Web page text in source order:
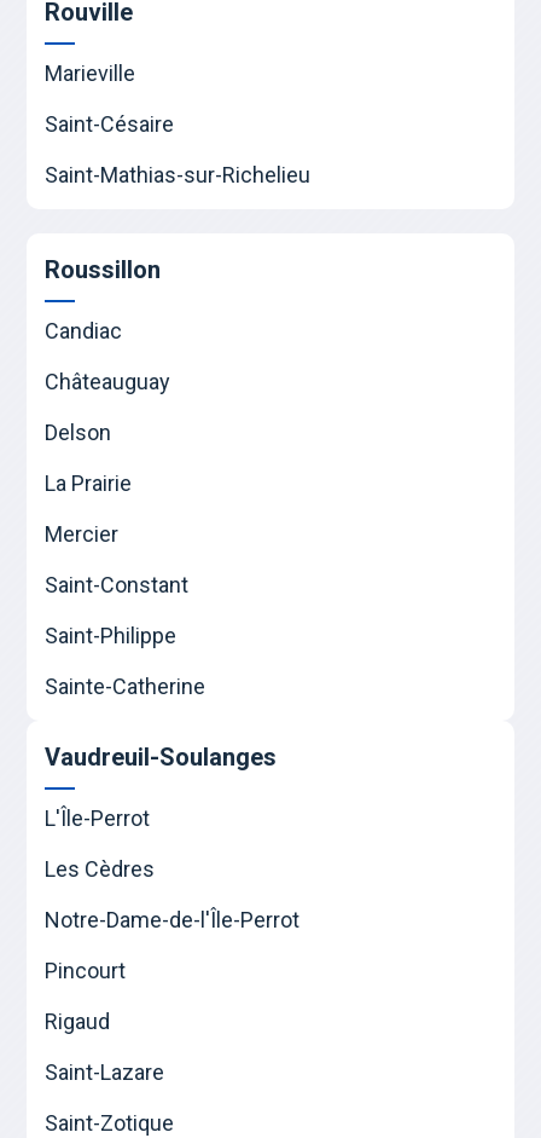
Rouville
Marieville
Saint-Césaire
Saint-Mathias-sur-Richelieu
Roussillon
Candiac
Châteauguay
Delson
La Prairie
Mercier
Saint-Constant
Saint-Philippe
Sainte-Catherine
Vaudreuil-Soulanges
L'Île-Perrot
Les Cèdres
Notre-Dame-de-l'Île-Perrot
Pincourt
Rigaud
Saint-Lazare
Saint-Zotique